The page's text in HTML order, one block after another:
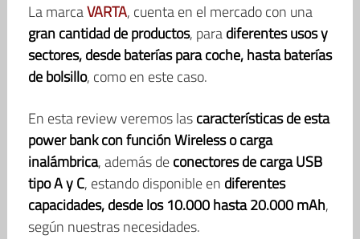
La marcaVARTA, cuenta en el mercado con una
gran cantidad de productos, paradiferentes usos y
sectores, desde baterías para coche, hasta baterías
de bolsillo, como en este caso.
En esta review veremos lascaracterísticas de esta
power bank con función Wireless o carga
inalámbrica, además deconectores de carga USB
tipo A y C, estando disponible en diferentes
capacidades, desde los 10.000 hasta 20.000 mAh,
según nuestras necesidades.